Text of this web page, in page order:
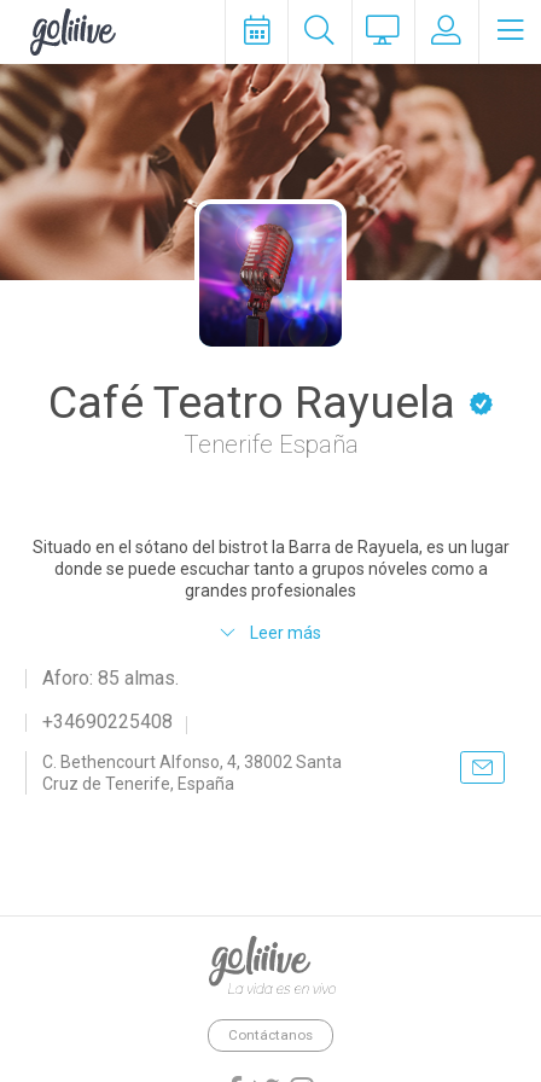
goliiive
Café Teatro Rayuela
Tenerife España
Situado en el sótano del bistrot la Barra de Rayuela, es un lugar
donde se puede escuchar tanto a grupos nóveles como a
grandes profesionales
Leer más
Aforo: 85 almas.
+34690225408
C. Bethencourt Alfonso, 4, 38002 Santa
Cruz de Tenerife, España
goliiive - La vida es en vivo.
Contáctanos